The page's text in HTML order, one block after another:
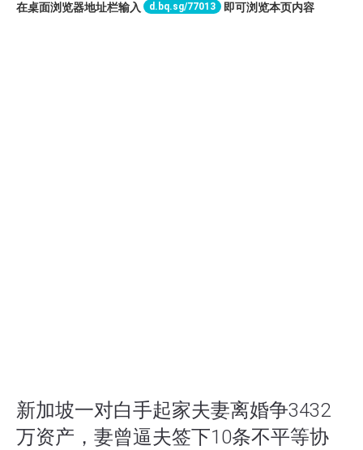
在桌面浏览器地址栏输入 d.bq.sg/77013 即可浏览本页内容
新加坡一对白手起家夫妻离婚争3432
万资产，妻曾逼夫签下10条不平等协